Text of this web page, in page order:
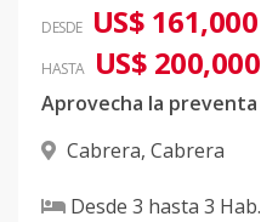
DESDE US$ 161,000
HASTA US$ 200,000
Cabrera, Cabrera
Desde 3 hasta 3 Hab.